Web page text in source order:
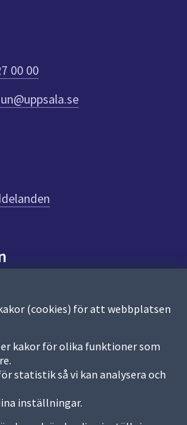
(cookies) för att webbplatsen
kakor för olika funktioner som
statistik så vi kan analysera och
inställningar.
00 00
diarium